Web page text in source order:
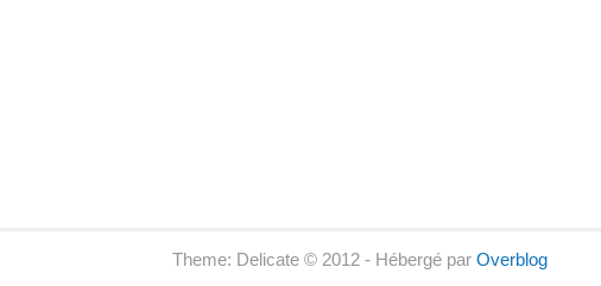
Theme: Delicate © 2012 - Hébergé par Overblog